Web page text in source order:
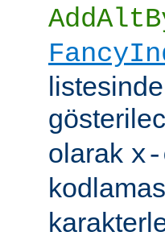
olarak x-